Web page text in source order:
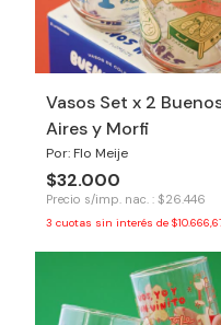
Vasos Set x 2
Aires y Morfi
Por: Flo Meije
$32.000
Precio s/imp. nac. : $26.446
3 cuotas sin interés de